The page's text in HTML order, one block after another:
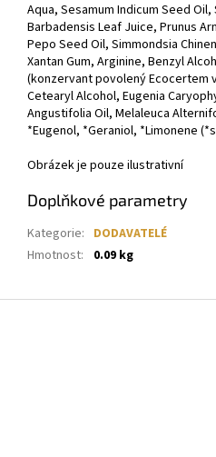
Aqua, Sesamum Indicum Seed
Barbadensis Leaf Juice, Prunus
Pepo Seed Oil, Simmondsia
Xantan Gum, Arginine, Benzyl
(konzervant povolený Ecocertem
Cetearyl Alcohol, Eugenia
Angustifolia Oil, Melaleuca
*Eugenol, *Geraniol, *Limonene
Obrázek je pouze ilustrativní
Doplňkové parametry
Kategorie: DODAVATELÉ
Hmotnost: 0.09 kg